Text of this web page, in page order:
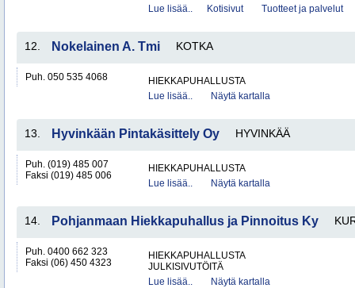
Lue lisää..
Kotisivut Tuotteet ja palvelut
12. Nokelainen A. Tmi KOTKA
Puh. 050 535 4068
HIEKKAPUHALLUSTA
Lue lisää..
Näytä kartalla
13. Hyvinkään Pintakäsittely Oy HYVINKÄÄ
Puh. (019) 485 007
Faksi (019) 485 006
HIEKKAPUHALLUSTA
Lue lisää..
Näytä kartalla
14. Pohjanmaan Hiekkapuhallus ja Pinnoitus Ky
Puh. 0400 662 323
Faksi (06) 450 4323
HIEKKAPUHALLUSTA
JULKISIVUTÖITÄ
Lue lisää..
Näytä kartalla